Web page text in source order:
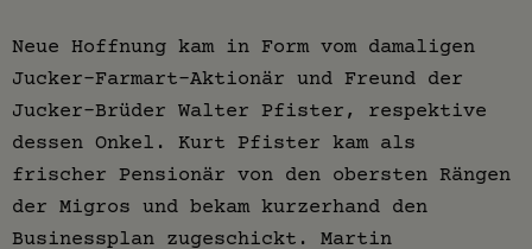
Neue Hoffnung kam in Form vom damaligen
Jucker-Farmart-Aktionär und Freund der
Jucker-Brüder Walter Pfister, respektive
dessen Onkel. Kurt Pfister kam als
frischer Pensionär von den obersten Rängen
der Migros und bekam kurzerhand den
Businessplan zugeschickt. Martin